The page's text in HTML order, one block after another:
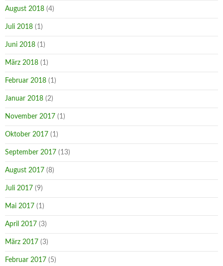
August 2018 (4)
Juli 2018 (1)
Juni 2018 (1)
März 2018 (1)
Februar 2018 (1)
Januar 2018 (2)
November 2017 (1)
Oktober 2017 (1)
September 2017 (13)
August 2017 (8)
Juli 2017 (9)
Mai 2017 (1)
April 2017 (3)
März 2017 (3)
Februar 2017 (5)